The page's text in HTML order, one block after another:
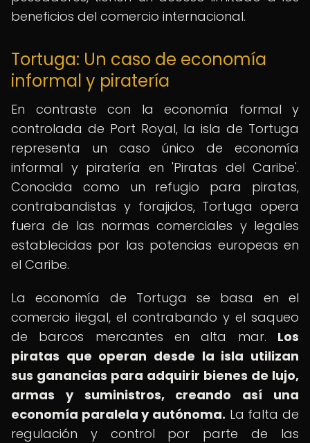
beneficios del comercio internacional.
Tortuga: Un caso de economía
informal y piratería
En contraste con la economía formal y
controlada de Port Royal, la isla de Tortuga
representa un caso único de economía
informal y piratería en 'Piratas del Caribe'.
Conocida como un refugio para piratas,
contrabandistas y forajidos, Tortuga opera
fuera de las normas comerciales y legales
establecidas por las potencias europeas en
el Caribe.
La economía de Tortuga se basa en el
comercio ilegal, el contrabando y el saqueo
de barcos mercantes en alta mar. Los
piratas que operan desde la isla utilizan
sus ganancias para adquirir bienes de lujo,
armas y suministros, creando así una
economía paralela y autónoma. La falta de
regulación y control por parte de las